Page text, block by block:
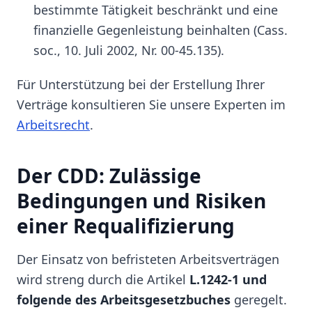
bestimmte Tätigkeit beschränkt und eine
finanzielle Gegenleistung beinhalten (Cass.
soc., 10. Juli 2002, Nr. 00-45.135).
Für Unterstützung bei der Erstellung Ihrer
Verträge konsultieren Sie unsere Experten im
Arbeitsrecht.
Der CDD: Zulässige
Bedingungen und Risiken
einer Requalifizierung
Der Einsatz von befristeten Arbeitsverträgen
wird streng durch die Artikel L.1242-1 und
folgende des Arbeitsgesetzbuches geregelt.